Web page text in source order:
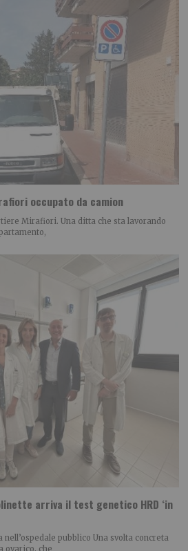
occupato da camion
Mirafiori. Una ditta che sta lavorando
arriva il test genetico HRD ‘in
pubblico Una svolta concreta
ovarico, che